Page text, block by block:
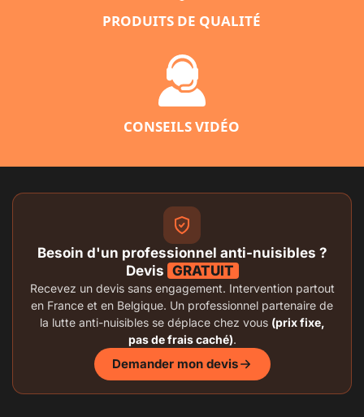
PRODUITS DE QUALITÉ
CONSEILS VIDÉO
Besoin d'un professionnel anti-nuisibles ?
Devis GRATUIT
Recevez un devis sans engagement. Intervention partout
en France et en Belgique. Un professionnel partenaire de
la lutte anti-nuisibles se déplace chez vous (prix fixe,
pas de frais caché).
Demander mon devis